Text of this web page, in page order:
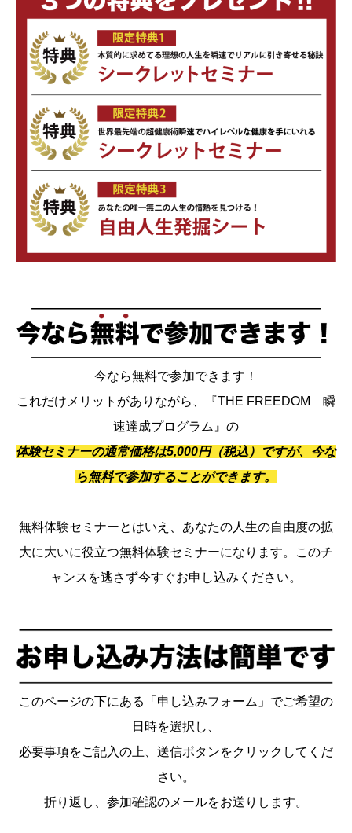
今なら無料で参加できます！
これだけメリットがありながら、『THE FREEDOM 瞬
速達成プログラム』の
体験セミナーの通常価格は5,000円（税込）ですが、今な
ら無料で参加することができます。
無料体験セミナーとはいえ、あなたの人生の自由度の拡
大に大いに役立つ無料体験セミナーになります。このチ
ャンスを逃さず今すぐお申し込みください。
このページの下にある「申し込みフォーム」でご希望の
日時を選択し、
必要事項をご記入の上、送信ボタンをクリックしてくだ
さい。
折り返し、参加確認のメールをお送りします。